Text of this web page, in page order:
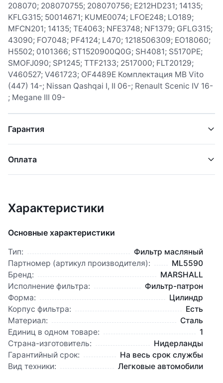
208070; 208070755; 208070756; E212HD231; 14135;
KFLG315; 50014671; KUME0074; LFOE248; LO189;
MFCN201; 14135; TE4063; NFE3748; NF1379; GFLG315;
43090; FO7048; PF4124; L470; 1218506309; EO18060;
H5502; 0101366; ST1520900Q0G; SH4081; S5170PE;
SMOFJ090; SP1245; TTF2133; 2517000; FLT20129;
V460527; V461723; OF4489E Комплектация MB Vito
(447) 14-; Nissan Qashqai I, II 06-; Renault Scenic IV 16-
; Megane III 09-
Гарантия
Оплата
Характеристики
Основные характеристики
Тип:
Фильтр масляный
Партномер (артикул производителя):
ML5590
Бренд:
MARSHALL
Исполнение фильтра:
Фильтр-патрон
Форма:
Цилиндр
Корпус фильтра:
Есть
Материал:
Сталь
Единиц в одном товаре:
1
Страна-изготовитель:
Нидерланды
Гарантийный срок:
На весь срок службы
Вид техники:
Легковые автомобили